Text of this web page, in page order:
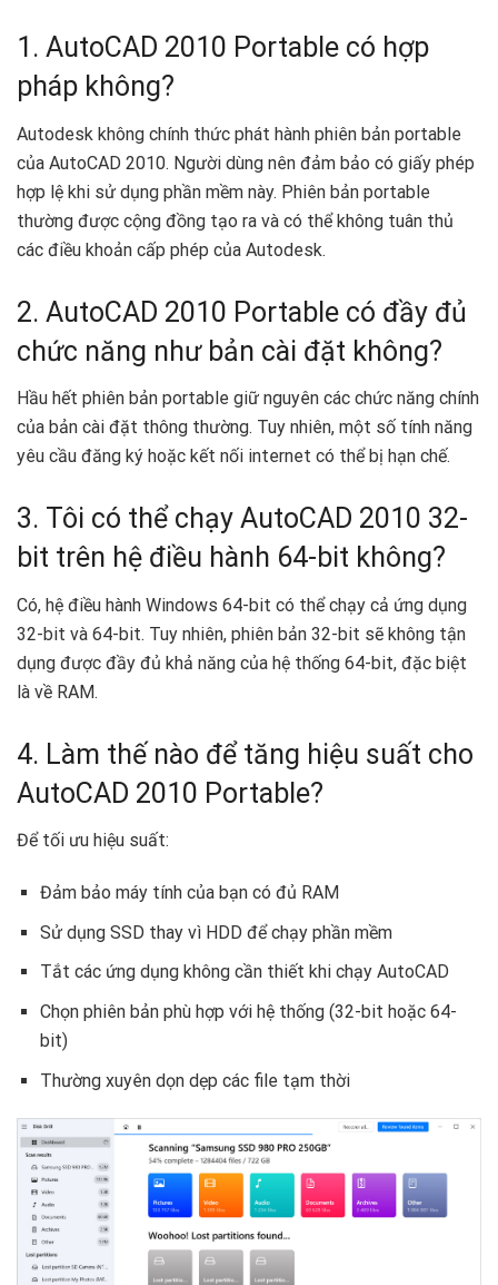
1. AutoCAD 2010 Portable có hợp
pháp không?
Autodesk không chính thức phát hành phiên bản portable
của AutoCAD 2010. Người dùng nên đảm bảo có giấy phép
hợp lệ khi sử dụng phần mềm này. Phiên bản portable
thường được cộng đồng tạo ra và có thể không tuân thủ
các điều khoản cấp phép của Autodesk.
2. AutoCAD 2010 Portable có đầy đủ
chức năng như bản cài đặt không?
Hầu hết phiên bản portable giữ nguyên các chức năng chính
của bản cài đặt thông thường. Tuy nhiên, một số tính năng
yêu cầu đăng ký hoặc kết nối internet có thể bị hạn chế.
3. Tôi có thể chạy AutoCAD 2010 32-
bit trên hệ điều hành 64-bit không?
Có, hệ điều hành Windows 64-bit có thể chạy cả ứng dụng
32-bit và 64-bit. Tuy nhiên, phiên bản 32-bit sẽ không tận
dụng được đầy đủ khả năng của hệ thống 64-bit, đặc biệt
là về RAM.
4. Làm thế nào để tăng hiệu suất cho
AutoCAD 2010 Portable?
Để tối ưu hiệu suất:
Đảm bảo máy tính của bạn có đủ RAM
Sử dụng SSD thay vì HDD để chạy phần mềm
Tắt các ứng dụng không cần thiết khi chạy AutoCAD
Chọn phiên bản phù hợp với hệ thống (32-bit hoặc 64-
bit)
Thường xuyên dọn dẹp các file tạm thời